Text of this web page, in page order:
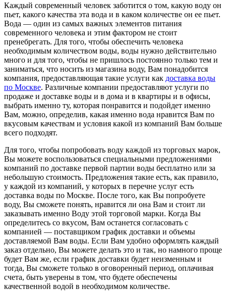
Каждый современный человек заботится о том, какую воду он
пьет, какого качества эта вода и в каком количестве он ее пьет.
Вода — один из самых важных элементов питания
современного человека и этим фактором не стоит
пренебрегать. Для того, чтобы обеспечить человека
необходимым количеством воды, воды нужно действительно
много и для того, чтобы не пришлось постоянно только тем и
заниматься, что носить из магазина воду, Вам понадобится
компания, предоставляющая такие услуги как доставка воды
по Москве. Различные компании предоставляют услуги по
продаже и доставке воды и в дома и в квартиры и в офисы,
выбрать именно ту, которая понравится и подойдет именно
Вам, можно, определив, какая именно вода нравится Вам по
вкусовым качествам и условия какой из компаний Вам больше
всего подходят.
Для того, чтобы попробовать воду каждой из торговых марок,
Вы можете воспользоваться специальными предложениями
компаний по доставке первой партии воды бесплатно или за
небольшую стоимость. Предложения такие есть, как правило,
у каждой из компаний, у которых в перечне услуг есть
доставка воды по Москве. После того, как Вы попробуете
воду, Вы сможете понять, нравится ли она Вам и стоит ли
заказывать именно Воду этой торговой марки. Когда Вы
определитесь со вкусом, Вам останется согласовать с
компанией — поставщиком график доставки и объемы
доставляемой Вам воды. Если Вам удобно оформлять каждый
заказ отдельно, Вы можете делать это и так, но намного проще
будет Вам же, если график доставки будет неизменным и
тогда, Вы сможете только в оговоренный период, оплачивая
счета, быть уверены в том, что будете обеспечены
качественной водой в необходимом количестве.